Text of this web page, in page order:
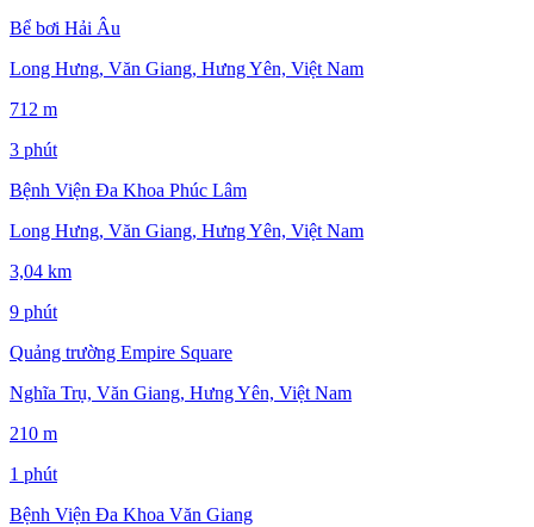
Bể bơi Hải Âu
Long Hưng, Văn Giang, Hưng Yên, Việt Nam
712 m
3 phút
Bệnh Viện Đa Khoa Phúc Lâm
Long Hưng, Văn Giang, Hưng Yên, Việt Nam
3,04 km
9 phút
Quảng trường Empire Square
Nghĩa Trụ, Văn Giang, Hưng Yên, Việt Nam
210 m
1 phút
Bệnh Viện Đa Khoa Văn Giang